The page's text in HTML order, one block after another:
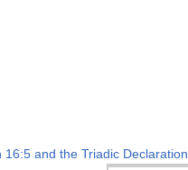
16:5 and the Triadic